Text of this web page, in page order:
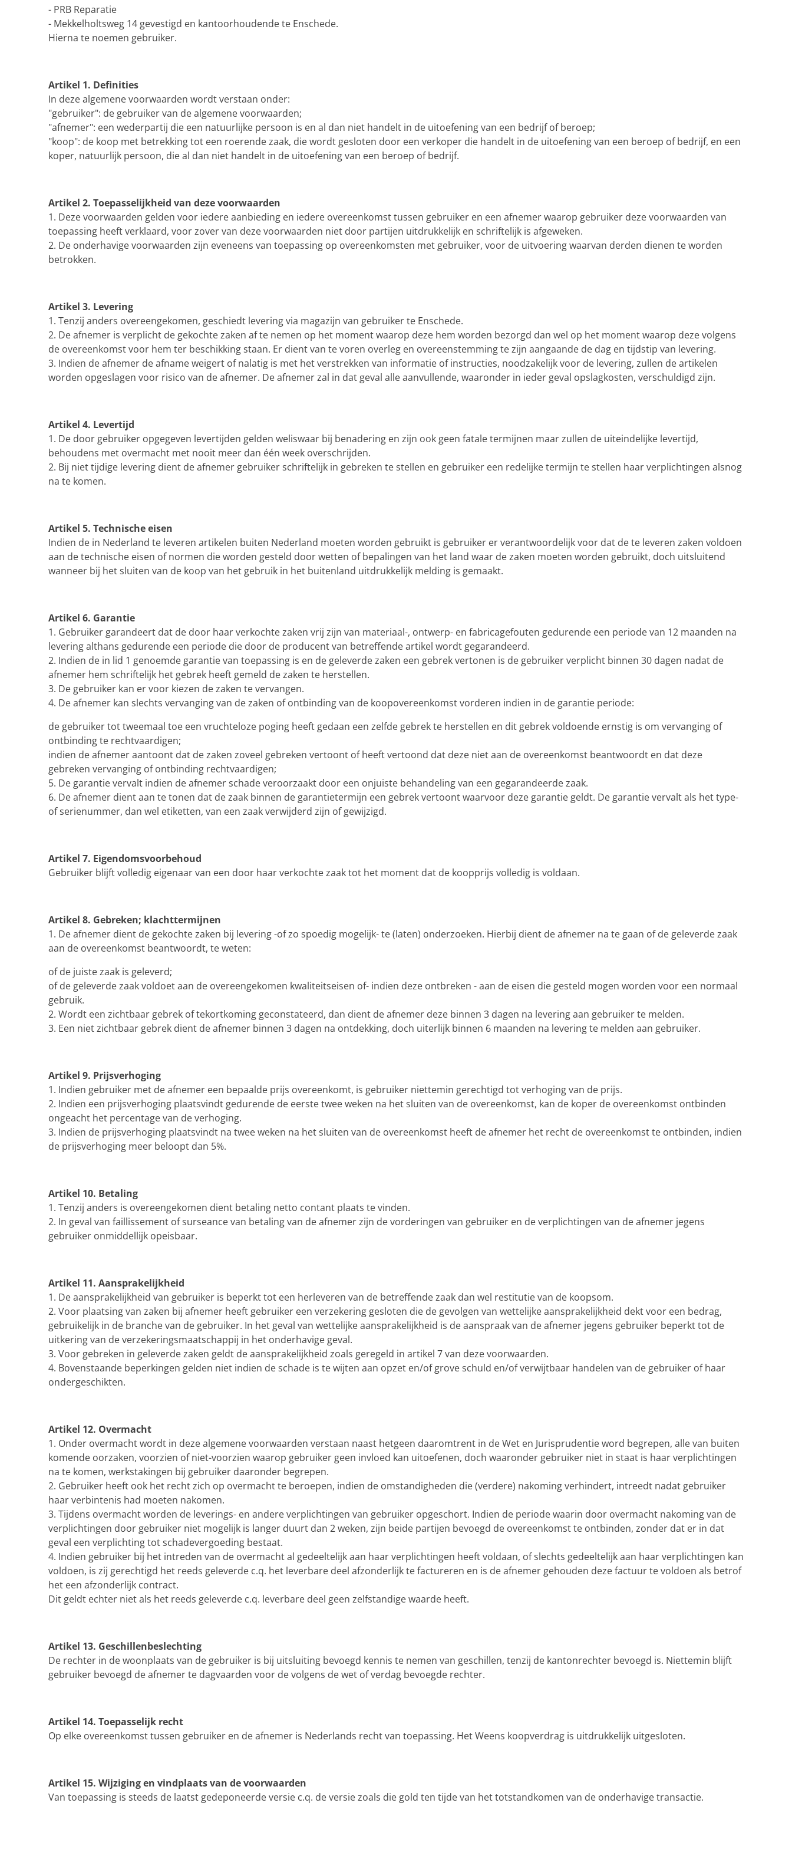
- PRB Reparatie
- Mekkelholtsweg 14 gevestigd en kantoorhoudende te Enschede.
Hierna te noemen gebruiker.
Artikel 1. Definities
In deze algemene voorwaarden wordt verstaan onder:
"gebruiker": de gebruiker van de algemene voorwaarden;
"afnemer": een wederpartij die een natuurlijke persoon is en al dan niet handelt in de uitoefening van een bedrijf of beroep;
"koop": de koop met betrekking tot een roerende zaak, die wordt gesloten door een verkoper die handelt in de uitoefening van een beroep of bedrijf, en een
koper, natuurlijk persoon, die al dan niet handelt in de uitoefening van een beroep of bedrijf.
Artikel 2. Toepasselijkheid van deze voorwaarden
1. Deze voorwaarden gelden voor iedere aanbieding en iedere overeenkomst tussen gebruiker en een afnemer waarop gebruiker deze voorwaarden van
toepassing heeft verklaard, voor zover van deze voorwaarden niet door partijen uitdrukkelijk en schriftelijk is afgeweken.
2. De onderhavige voorwaarden zijn eveneens van toepassing op overeenkomsten met gebruiker, voor de uitvoering waarvan derden dienen te worden
betrokken.
Artikel 3. Levering
1. Tenzij anders overeengekomen, geschiedt levering via magazijn van gebruiker te Enschede.
2. De afnemer is verplicht de gekochte zaken af te nemen op het moment waarop deze hem worden bezorgd dan wel op het moment waarop deze volgens
de overeenkomst voor hem ter beschikking staan. Er dient van te voren overleg en overeenstemming te zijn aangaande de dag en tijdstip van levering.
3. Indien de afnemer de afname weigert of nalatig is met het verstrekken van informatie of instructies, noodzakelijk voor de levering, zullen de artikelen
worden opgeslagen voor risico van de afnemer. De afnemer zal in dat geval alle aanvullende, waaronder in ieder geval opslagkosten, verschuldigd zijn.
Artikel 4. Levertijd
1. De door gebruiker opgegeven levertijden gelden weliswaar bij benadering en zijn ook geen fatale termijnen maar zullen de uiteindelijke levertijd,
behoudens met overmacht met nooit meer dan één week overschrijden.
2. Bij niet tijdige levering dient de afnemer gebruiker schriftelijk in gebreken te stellen en gebruiker een redelijke termijn te stellen haar verplichtingen alsnog
na te komen.
Artikel 5. Technische eisen
Indien de in Nederland te leveren artikelen buiten Nederland moeten worden gebruikt is gebruiker er verantwoordelijk voor dat de te leveren zaken voldoen
aan de technische eisen of normen die worden gesteld door wetten of bepalingen van het land waar de zaken moeten worden gebruikt, doch uitsluitend
wanneer bij het sluiten van de koop van het gebruik in het buitenland uitdrukkelijk melding is gemaakt.
Artikel 6. Garantie
1. Gebruiker garandeert dat de door haar verkochte zaken vrij zijn van materiaal-, ontwerp- en fabricagefouten gedurende een periode van 12 maanden na
levering althans gedurende een periode die door de producent van betreffende artikel wordt gegarandeerd.
2. Indien de in lid 1 genoemde garantie van toepassing is en de geleverde zaken een gebrek vertonen is de gebruiker verplicht binnen 30 dagen nadat de
afnemer hem schriftelijk het gebrek heeft gemeld de zaken te herstellen.
3. De gebruiker kan er voor kiezen de zaken te vervangen.
4. De afnemer kan slechts vervanging van de zaken of ontbinding van de koopovereenkomst vorderen indien in de garantie periode:
de gebruiker tot tweemaal toe een vruchteloze poging heeft gedaan een zelfde gebrek te herstellen en dit gebrek voldoende ernstig is om vervanging of
ontbinding te rechtvaardigen;
indien de afnemer aantoont dat de zaken zoveel gebreken vertoont of heeft vertoond dat deze niet aan de overeenkomst beantwoordt en dat deze
gebreken vervanging of ontbinding rechtvaardigen;
5. De garantie vervalt indien de afnemer schade veroorzaakt door een onjuiste behandeling van een gegarandeerde zaak.
6. De afnemer dient aan te tonen dat de zaak binnen de garantietermijn een gebrek vertoont waarvoor deze garantie geldt. De garantie vervalt als het type-
of serienummer, dan wel etiketten, van een zaak verwijderd zijn of gewijzigd.
Artikel 7. Eigendomsvoorbehoud
Gebruiker blijft volledig eigenaar van een door haar verkochte zaak tot het moment dat de koopprijs volledig is voldaan.
Artikel 8. Gebreken; klachttermijnen
1. De afnemer dient de gekochte zaken bij levering -of zo spoedig mogelijk- te (laten) onderzoeken. Hierbij dient de afnemer na te gaan of de geleverde zaak
aan de overeenkomst beantwoordt, te weten:
of de juiste zaak is geleverd;
of de geleverde zaak voldoet aan de overeengekomen kwaliteitseisen of- indien deze ontbreken - aan de eisen die gesteld mogen worden voor een normaal
gebruik.
2. Wordt een zichtbaar gebrek of tekortkoming geconstateerd, dan dient de afnemer deze binnen 3 dagen na levering aan gebruiker te melden.
3. Een niet zichtbaar gebrek dient de afnemer binnen 3 dagen na ontdekking, doch uiterlijk binnen 6 maanden na levering te melden aan gebruiker.
Artikel 9. Prijsverhoging
1. Indien gebruiker met de afnemer een bepaalde prijs overeenkomt, is gebruiker niettemin gerechtigd tot verhoging van de prijs.
2. Indien een prijsverhoging plaatsvindt gedurende de eerste twee weken na het sluiten van de overeenkomst, kan de koper de overeenkomst ontbinden
ongeacht het percentage van de verhoging.
3. Indien de prijsverhoging plaatsvindt na twee weken na het sluiten van de overeenkomst heeft de afnemer het recht de overeenkomst te ontbinden, indien
de prijsverhoging meer beloopt dan 5%.
Artikel 10. Betaling
1. Tenzij anders is overeengekomen dient betaling netto contant plaats te vinden.
2. In geval van faillissement of surseance van betaling van de afnemer zijn de vorderingen van gebruiker en de verplichtingen van de afnemer jegens
gebruiker onmiddellijk opeisbaar.
Artikel 11. Aansprakelijkheid
1. De aansprakelijkheid van gebruiker is beperkt tot een herleveren van de betreffende zaak dan wel restitutie van de koopsom.
2. Voor plaatsing van zaken bij afnemer heeft gebruiker een verzekering gesloten die de gevolgen van wettelijke aansprakelijkheid dekt voor een bedrag,
gebruikelijk in de branche van de gebruiker. In het geval van wettelijke aansprakelijkheid is de aanspraak van de afnemer jegens gebruiker beperkt tot de
uitkering van de verzekeringsmaatschappij in het onderhavige geval.
3. Voor gebreken in geleverde zaken geldt de aansprakelijkheid zoals geregeld in artikel 7 van deze voorwaarden.
4. Bovenstaande beperkingen gelden niet indien de schade is te wijten aan opzet en/of grove schuld en/of verwijtbaar handelen van de gebruiker of haar
ondergeschikten.
Artikel 12. Overmacht
1. Onder overmacht wordt in deze algemene voorwaarden verstaan naast hetgeen daaromtrent in de Wet en Jurisprudentie word begrepen, alle van buiten
komende oorzaken, voorzien of niet-voorzien waarop gebruiker geen invloed kan uitoefenen, doch waaronder gebruiker niet in staat is haar verplichtingen
na te komen, werkstakingen bij gebruiker daaronder begrepen.
2. Gebruiker heeft ook het recht zich op overmacht te beroepen, indien de omstandigheden die (verdere) nakoming verhindert, intreedt nadat gebruiker
haar verbintenis had moeten nakomen.
3. Tijdens overmacht worden de leverings- en andere verplichtingen van gebruiker opgeschort. Indien de periode waarin door overmacht nakoming van de
verplichtingen door gebruiker niet mogelijk is langer duurt dan 2 weken, zijn beide partijen bevoegd de overeenkomst te ontbinden, zonder dat er in dat
geval een verplichting tot schadevergoeding bestaat.
4. Indien gebruiker bij het intreden van de overmacht al gedeeltelijk aan haar verplichtingen heeft voldaan, of slechts gedeeltelijk aan haar verplichtingen kan
voldoen, is zij gerechtigd het reeds geleverde c.q. het leverbare deel afzonderlijk te factureren en is de afnemer gehouden deze factuur te voldoen als betrof
het een afzonderlijk contract.
Dit geldt echter niet als het reeds geleverde c.q. leverbare deel geen zelfstandige waarde heeft.
Artikel 13. Geschillenbeslechting
De rechter in de woonplaats van de gebruiker is bij uitsluiting bevoegd kennis te nemen van geschillen, tenzij de kantonrechter bevoegd is. Niettemin blijft
gebruiker bevoegd de afnemer te dagvaarden voor de volgens de wet of verdag bevoegde rechter.
Artikel 14. Toepasselijk recht
Op elke overeenkomst tussen gebruiker en de afnemer is Nederlands recht van toepassing. Het Weens koopverdrag is uitdrukkelijk uitgesloten.
Artikel 15. Wijziging en vindplaats van de voorwaarden
Van toepassing is steeds de laatst gedeponeerde versie c.q. de versie zoals die gold ten tijde van het totstandkomen van de onderhavige transactie.